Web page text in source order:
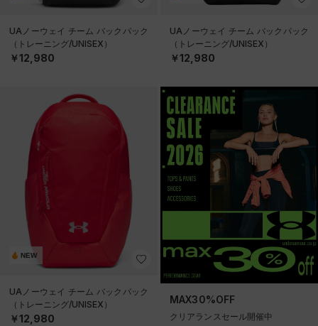
UAノーウェイ チーム バックパック
（トレーニング/UNISEX）
￥12,980
UAノーウェイ チーム バックパック
（トレーニング/UNISEX）
￥12,980
NEW
UAノーウェイ チーム バックパック
（トレーニング/UNISEX）
￥12,980
MAX30%OFF
クリアランスセール開催中